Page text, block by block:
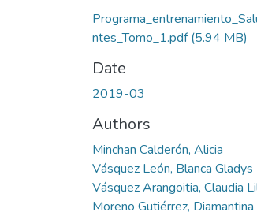
ntes_Tomo_1.pdf(5.94 MB)
Date
2019-03
Authors
Minchan Calderón, Alicia
Vásquez León, Blanca Gladys
Vásquez Arangoitia, Claudia
Moreno Gutiérrez,